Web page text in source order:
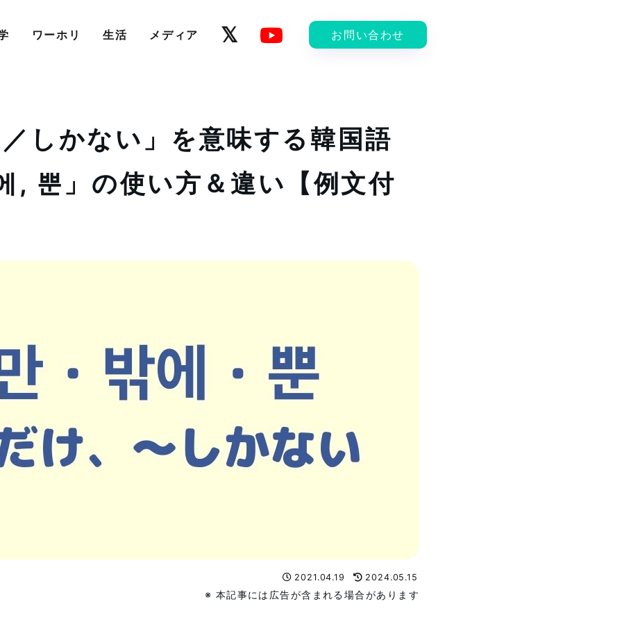
ワーホリ 生活 メディア お問い合わせ
／しかない」を意味する韓国語
, 뿐」の使い方＆違い【例文付
2021.04.19 2024.05.15
※ 本記事には広告が含まれる場合があります